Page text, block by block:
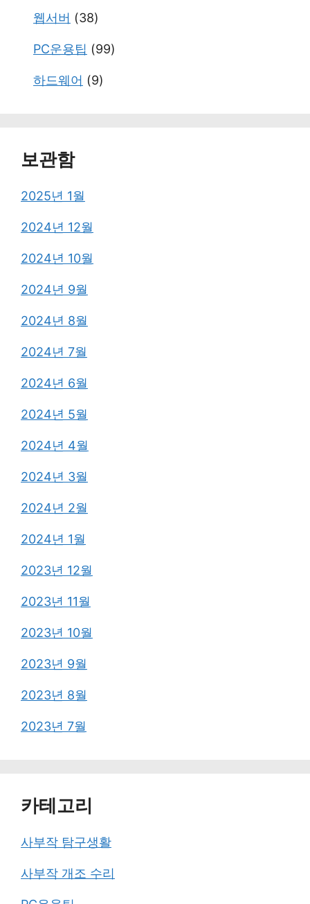
웹서버 (38)
PC운용팁 (99)
하드웨어 (9)
보관함
2025년 1월
2024년 12월
2024년 10월
2024년 9월
2024년 8월
2024년 7월
2024년 6월
2024년 5월
2024년 4월
2024년 3월
2024년 2월
2024년 1월
2023년 12월
2023년 11월
2023년 10월
2023년 9월
2023년 8월
2023년 7월
카테고리
사부작 탐구생활
사부작 개조 수리